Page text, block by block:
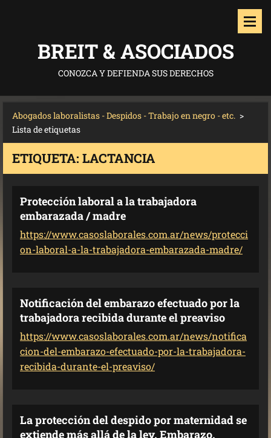
BREIT & ASOCIADOS
CONOZCA Y DEFIENDA SUS DERECHOS
Abogados laboralistas - Despidos - Trabajo en negro - etc. >
Lista de etiquetas
ETIQUETA: LACTANCIA
Protección laboral a la trabajadora
embarazada / madre
https://www.casoslaborales.com.ar/news/protecci
on-laboral-a-la-trabajadora-embarazada-madre/
Notificación del embarazo efectuado por la
trabajadora recibida durante el preaviso
https://www.casoslaborales.com.ar/news/notifica
cion-del-embarazo-efectuado-por-la-trabajadora-
recibida-durante-el-preaviso/
La protección del despido por maternidad se
extiende más allá de la ley. Embarazo.